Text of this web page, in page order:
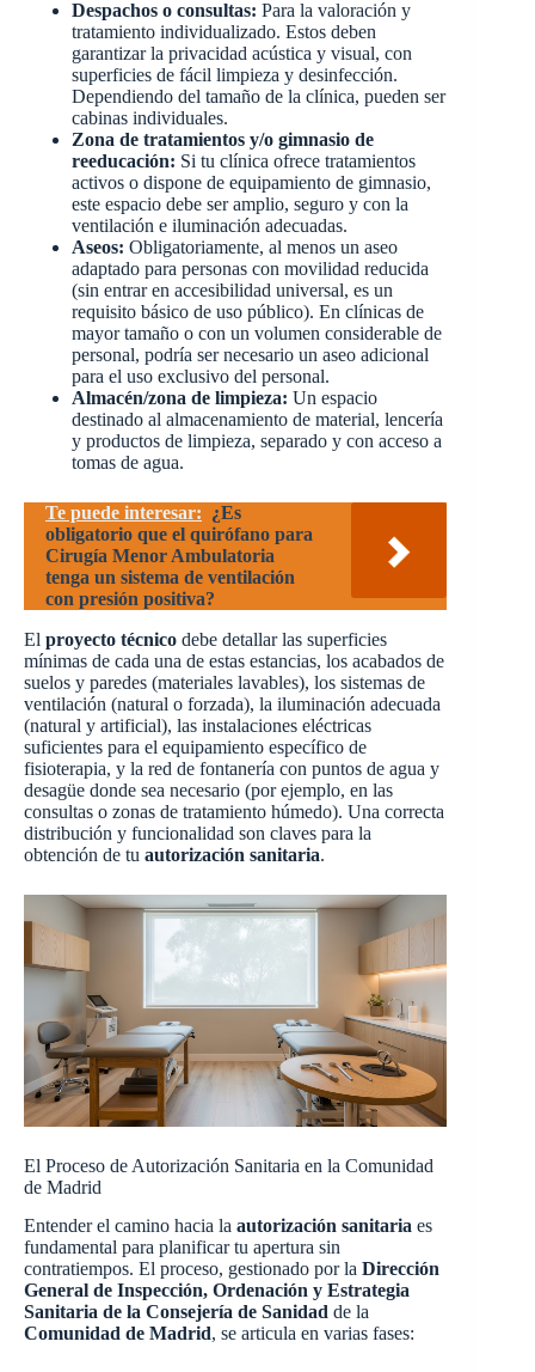
Despachos o consultas: Para la valoración y
tratamiento individualizado. Estos deben
garantizar la privacidad acústica y visual, con
superficies de fácil limpieza y desinfección.
Dependiendo del tamaño de la clínica, pueden ser
cabinas individuales.
Zona de tratamientos y/o gimnasio de
reeducación: Si tu clínica ofrece tratamientos
activos o dispone de equipamiento de gimnasio,
este espacio debe ser amplio, seguro y con la
ventilación e iluminación adecuadas.
Aseos: Obligatoriamente, al menos un aseo
adaptado para personas con movilidad reducida
(sin entrar en accesibilidad universal, es un
requisito básico de uso público). En clínicas de
mayor tamaño o con un volumen considerable de
personal, podría ser necesario un aseo adicional
para el uso exclusivo del personal.
Almacén/zona de limpieza: Un espacio
destinado al almacenamiento de material, lencería
y productos de limpieza, separado y con acceso a
tomas de agua.
Te puede interesar: ¿Es
obligatorio que el quirófano para
Cirugía Menor Ambulatoria
tenga un sistema de ventilación
con presión positiva?
El proyecto técnico debe detallar las superficies
mínimas de cada una de estas estancias, los acabados de
suelos y paredes (materiales lavables), los sistemas de
ventilación (natural o forzada), la iluminación adecuada
(natural y artificial), las instalaciones eléctricas
suficientes para el equipamiento específico de
fisioterapia, y la red de fontanería con puntos de agua y
desagüe donde sea necesario (por ejemplo, en las
consultas o zonas de tratamiento húmedo). Una correcta
distribución y funcionalidad son claves para la
obtención de tu autorización sanitaria.
El Proceso de Autorización Sanitaria en la Comunidad
de Madrid
Entender el camino hacia la autorización sanitaria es
fundamental para planificar tu apertura sin
contratiempos. El proceso, gestionado por la Dirección
General de Inspección, Ordenación y Estrategia
Sanitaria de la Consejería de Sanidad de la
Comunidad de Madrid, se articula en varias fases: